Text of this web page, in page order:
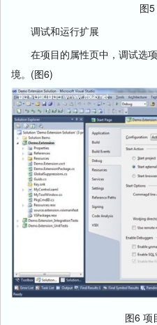
图5
调试和运行扩展
在项目的属性页中，调试选项
境。(图6)
图6 项